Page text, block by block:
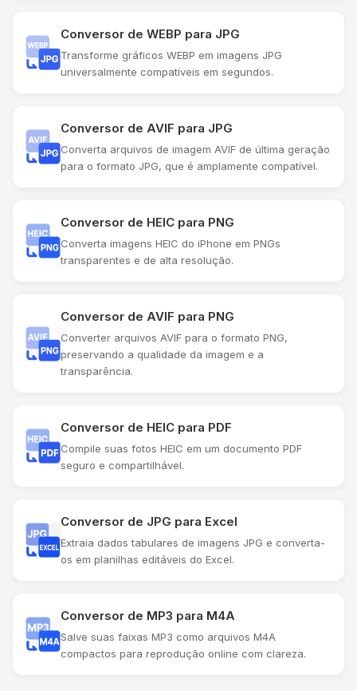
Conversor de WEBP para JPG
Transforme gráficos WEBP em imagens JPG
universalmente compatíveis em segundos.
Conversor de AVIF para JPG
Converta arquivos de imagem AVIF de última geração
para o formato JPG, que é amplamente compatível.
Conversor de HEIC para PNG
Converta imagens HEIC do iPhone em PNGs
transparentes e de alta resolução.
Conversor de AVIF para PNG
Converter arquivos AVIF para o formato PNG,
preservando a qualidade da imagem e a
transparência.
Conversor de HEIC para PDF
Compile suas fotos HEIC em um documento PDF
seguro e compartilhável.
Conversor de JPG para Excel
Extraia dados tabulares de imagens JPG e converta-
os em planilhas editáveis ​​do Excel.
Conversor de MP3 para M4A
Salve suas faixas MP3 como arquivos M4A
compactos para reprodução online com clareza.